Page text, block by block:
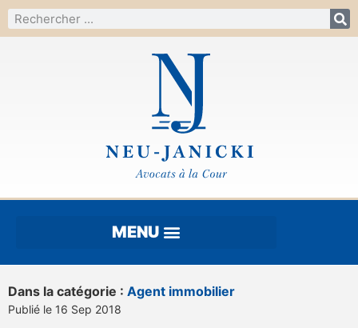
Dans la catégorie : Agent immobilier
Publié le 16 Sep 2018